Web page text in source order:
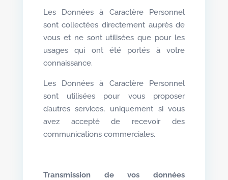
Les Données à Caractère Personnel
sont collectées directement auprès de
vous et ne sont utilisées que pour les
usages qui ont été portés à votre
connaissance.
Les Données à Caractère Personnel
sont utilisées pour vous proposer
d’autres services, uniquement si vous
avez accepté de recevoir des
communications commerciales.
Transmission de vos données